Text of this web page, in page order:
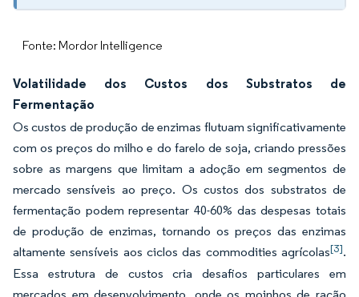
Fonte: Mordor Intelligence
Volatilidade dos Custos dos Substratos de
Fermentação
Os custos de produção de enzimas flutuam significativamente
com os preços do milho e do farelo de soja, criando pressões
sobre as margens que limitam a adoção em segmentos de
mercado sensíveis ao preço. Os custos dos substratos de
fermentação podem representar 40-60% das despesas totais
de produção de enzimas, tornando os preços das enzimas
altamente sensíveis aos ciclos das commodities agrícolas[3].
Essa estrutura de custos cria desafios particulares em